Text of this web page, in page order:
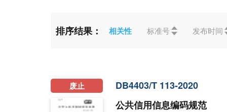
CCS 全部 A综合(9)
排序结果： 相关性 标准号 发布时间
废止
DB4403/T 113-2020
公共信用信息编码规范